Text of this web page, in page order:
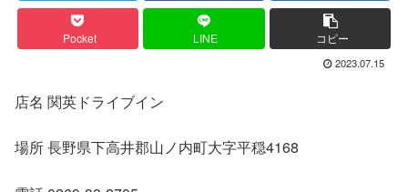
Pocket LINE コピー
2023.07.15
店名 関英ドライブイン
場所長野県下高井郡山ノ内町大字平穏4168